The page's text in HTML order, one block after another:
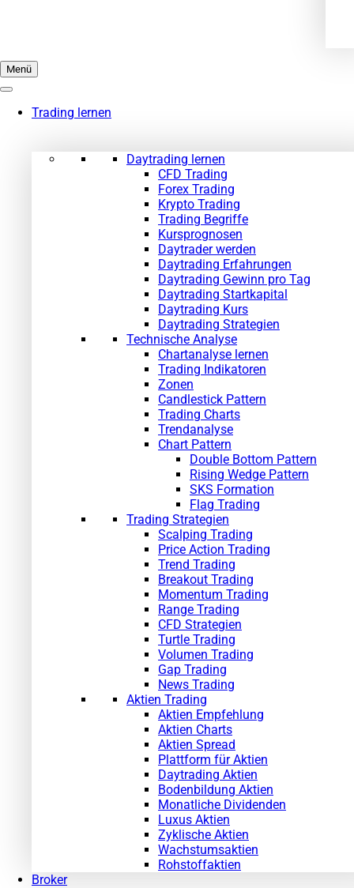
Menü
Trading lernen
Daytrading lernen
CFD Trading
Forex Trading
Krypto Trading
Trading Begriffe
Kursprognosen
Daytrader werden
Daytrading Erfahrungen
Daytrading Gewinn pro Tag
Daytrading Startkapital
Daytrading Kurs
Daytrading Strategien
Technische Analyse
Chartanalyse lernen
Trading Indikatoren
Zonen
Candlestick Pattern
Trading Charts
Trendanalyse
Chart Pattern
Double Bottom Pattern
Rising Wedge Pattern
SKS Formation
Flag Trading
Trading Strategien
Scalping Trading
Price Action Trading
Trend Trading
Breakout Trading
Momentum Trading
Range Trading
CFD Strategien
Turtle Trading
Volumen Trading
Gap Trading
News Trading
Aktien Trading
Aktien Empfehlung
Aktien Charts
Aktien Spread
Plattform für Aktien
Daytrading Aktien
Bodenbildung Aktien
Monatliche Dividenden
Luxus Aktien
Zyklische Aktien
Wachstumsaktien
Rohstoffaktien
Broker